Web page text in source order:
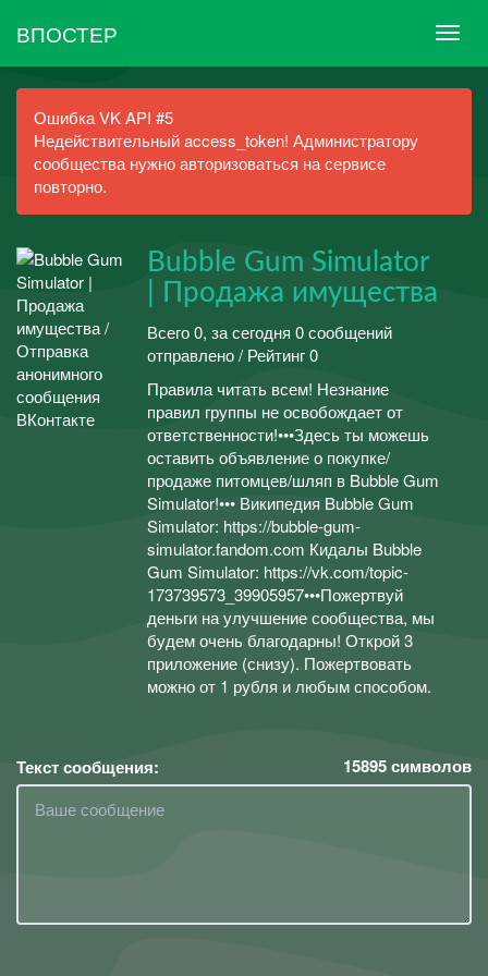
ВПОСТЕР
Ошибка VK API #5
Недействительный access_token! Администратору
сообщества нужно авторизоваться на сервисе
повторно.
Bubble Gum Simulator
| Продажа имущества
Всего 0, за сегодня 0 сообщений
отправлено / Рейтинг 0
Правила читать всем! Незнание
правил группы не освобождает от
ответственности!•••Здесь ты можешь
оставить объявление о покупке/
продаже питомцев/шляп в Bubble Gum
Simulator!••• Википедия Bubble Gum
Simulator: https://bubble-gum-
simulator.fandom.com Кидалы Bubble
Gum Simulator: https://vk.com/topic-
173739573_39905957•••Пожертвуй
деньги на улучшение сообщества, мы
будем очень благодарны! Открой 3
приложение (снизу). Пожертвовать
можно от 1 рубля и любым способом.
Текст сообщения: 15895символов